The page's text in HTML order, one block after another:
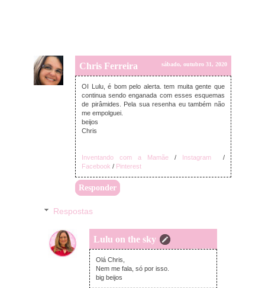
Chris Ferreira sábado, outubro 31, 2020
OI Lulu, é bom pelo alerta. tem muita gente que
continua sendo enganada com esses esquemas
de pirâmides. Pela sua resenha eu também não
me empolguei.
beijos
Chris
Inventando com a Mamãe / Instagram
/
Facebook / Pinterest
Responder
Respostas
Lulu on the sky
segunda-feira, novembro 02, 2020
Olá Chris,
Nem me fala, só por isso.
big beijos